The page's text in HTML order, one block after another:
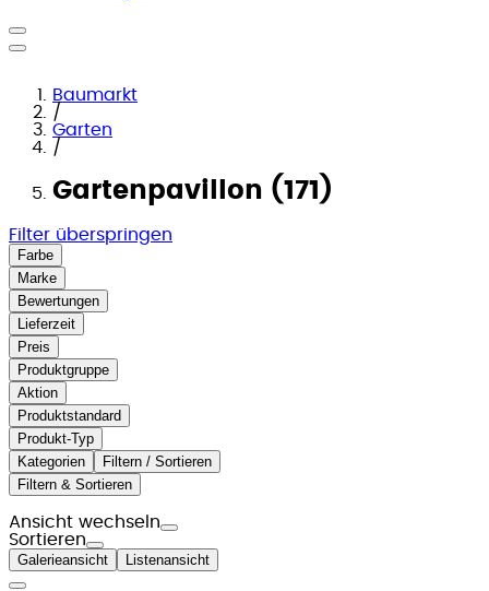
Baumarkt
/
Garten
/
Gartenpavillon (171)
Filter überspringen
Farbe
Marke
Bewertungen
Lieferzeit
Preis
Produktgruppe
Aktion
Produktstandard
Produkt-Typ
Kategorien
Filtern / Sortieren
Filtern & Sortieren
Ansicht wechseln
Sortieren
Galerieansicht Listenansicht